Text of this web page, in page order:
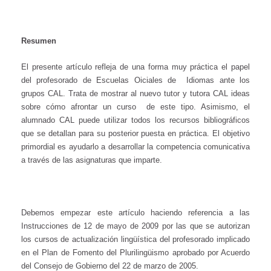
Resumen
El presente artículo refleja de una forma muy práctica el papel
del profesorado de Escuelas Oiciales de Idiomas ante los
grupos CAL. Trata de mostrar al nuevo tutor y tutora CAL ideas
sobre cómo afrontar un curso de este tipo. Asimismo, el
alumnado CAL puede utilizar todos los recursos bibliográficos
que se detallan para su posterior puesta en práctica. El objetivo
primordial es ayudarlo a desarrollar la competencia comunicativa
a través de las asignaturas que imparte.
Debemos empezar este artículo haciendo referencia a las
Instrucciones de 12 de mayo de 2009 por las que se autorizan
los cursos de actualización lingüística del profesorado implicado
en el Plan de Fomento del Plurilingüismo aprobado por Acuerdo
del Consejo de Gobierno del 22 de marzo de 2005.